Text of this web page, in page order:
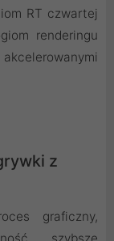
RT czwartej
renderingu
z
graficzny,